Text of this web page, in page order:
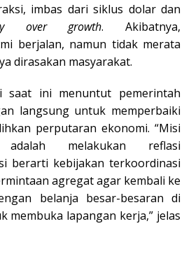
imbas dari siklus dolar dan
over growth. Akibatnya,
berjalan, namun tidak merata
dirasakan masyarakat.
saat ini menuntut pemerintah
langsung untuk memperbaiki
perputaran ekonomi. “Misi
melakukan reflasi
berarti kebijakan terkoordinasi
agregat agar kembali ke
belanja besar-besaran di
membuka lapangan kerja,” jelas